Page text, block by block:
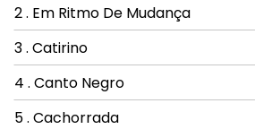
2 . Em Ritmo De Mudança
3 . Catirino
4 . Canto Negro
5 . Cachorrada